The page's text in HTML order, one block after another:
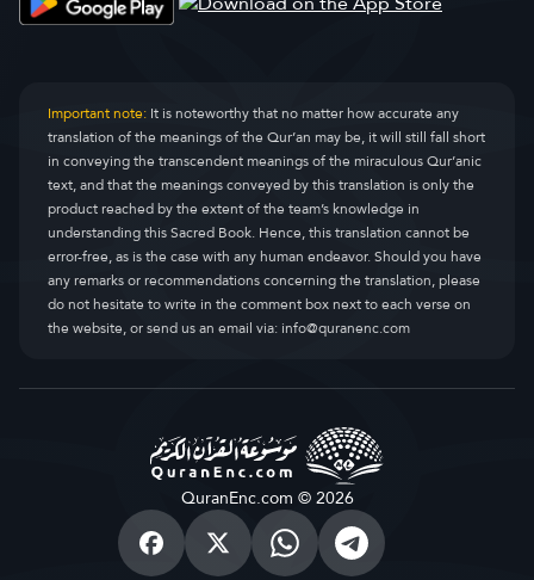
Important note:It is noteworthy that no matter how accurate any
translation of the meanings of the Qur’an may be, it will still fall short
in conveying the transcendent meanings of the miraculous Qur’anic
text, and that the meanings conveyed by this translation is only the
product reached by the extent of the team’s knowledge in
understanding this Sacred Book. Hence, this translation cannot be
error-free, as is the case with any human endeavor. Should you have
any remarks or recommendations concerning the translation, please
do not hesitate to write in the comment box next to each verse on
the website, or send us an email via:info@quranenc.com
QuranEnc.com © 2026